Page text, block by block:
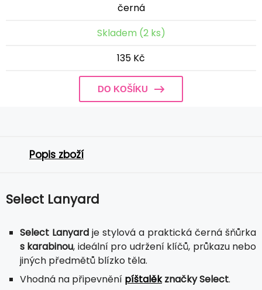
černá
Skladem (2 ks)
135 Kč
DO KOŠÍKU
Popis zboží
Select Lanyard
Select Lanyard je stylová a praktická černá šňůrka
s karabinou, ideální pro udržení klíčů, průkazu nebo
jiných předmětů blízko těla.
Vhodná na připevnění píštalěkznačky Select.